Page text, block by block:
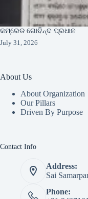
କମ୍ରେଡ ଗୋବିନ୍ଦ ପ୍ରଧାନ
July 31, 2026
About Us
About Organization
Our Pillars
Driven By Purpose​
Contact Info
Address:
Sai
Phone: